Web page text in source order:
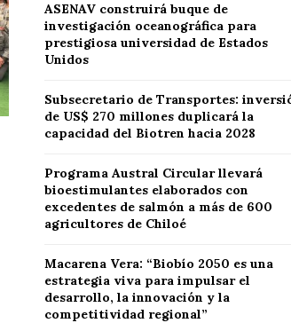
ASENAV construirá buque de
investigación oceanográfica para
prestigiosa universidad de Estados
Unidos
Subsecretario de Transportes:
de US$ 270 millones duplicará la
capacidad del Biotren hacia 2028
Programa Austral Circular llevará
bioestimulantes elaborados con
excedentes de salmón a más de 600
agricultores de Chiloé
Macarena Vera: “Biobío 2050 es una
estrategia viva para impulsar el
desarrollo, la innovación y la
competitividad regional”